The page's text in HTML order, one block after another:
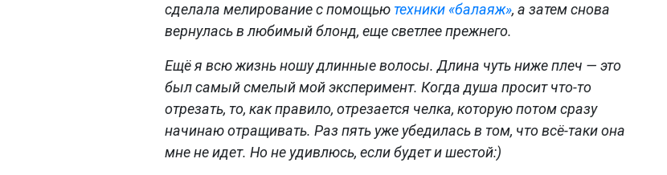
сделала мелирование с помощью техники «балаяж», а затем снова
вернулась в любимый блонд, еще светлее прежнего.
Ещё я всю жизнь ношу длинные волосы. Длина чуть ниже плеч — это
был самый смелый мой эксперимент. Когда душа просит что-то
отрезать, то, как правило, отрезается челка, которую потом сразу
начинаю отращивать. Раз пять уже убедилась в том, что всё-таки она
мне не идет. Но не удивлюсь, если будет и шестой:)